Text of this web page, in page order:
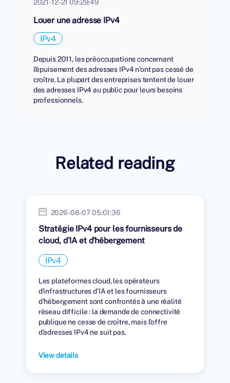
2021-12-21 09:29:49
Louer une adresse IPv4
IPv4
Depuis 2011, les préoccupations concernant
l'épuisement des adresses IPv4 n’ont pas cessé de
croître. La plupart des entreprises tentent de louer
des adresses IPv4 au public pour leurs besoins
professionnels.
Related reading
2026-08-07 05:01:36
Stratégie IPv4 pour les fournisseurs de
cloud, d'IA et d'hébergement
IPv4
Les plateformes cloud, les opérateurs
d'infrastructures d'IA et les fournisseurs
d'hébergement sont confrontés à une réalité
réseau difficile : la demande de connectivité
publique ne cesse de croître, mais l'offre
d'adresses IPv4 ne suit pas.
View details